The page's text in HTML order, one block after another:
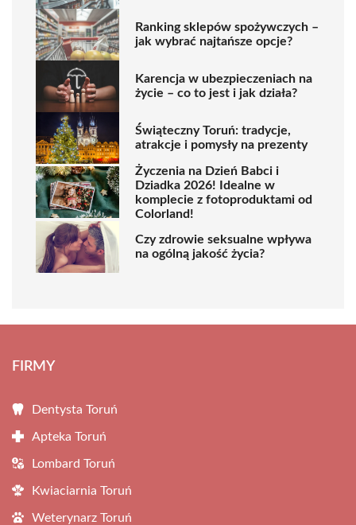
Ranking sklepów spożywczych –
jak wybrać najtańsze opcje?
Karencja w ubezpieczeniach na
życie – co to jest i jak działa?
Świąteczny Toruń: tradycje,
atrakcje i pomysły na prezenty
Życzenia na Dzień Babci i
Dziadka 2026! Idealne w
komplecie z fotoproduktami od
Colorland!
Czy zdrowie seksualne wpływa
na ogólną jakość życia?
FIRMY
Dentysta Toruń
Apteka Toruń
Lombard Toruń
Kwiaciarnia Toruń
Weterynarz Toruń